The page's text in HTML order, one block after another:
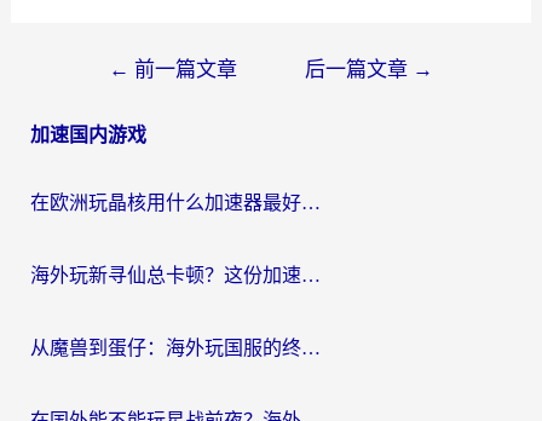
导
← 前一篇文章 后一篇文章 →
加速国内游戏
在欧洲玩晶核用什么加速器最好呢？一个老玩家的真心话
海外玩新寻仙总卡顿？这份加速器选择指南让你秒回国服流畅体验
从魔兽到蛋仔：海外玩国服的终极加速指南，找到你的专属高速通道